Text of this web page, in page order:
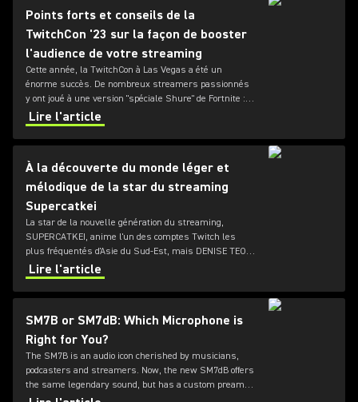
Points forts et conseils de la
TwitchCon '23 sur la façon de booster
l'audience de votre streaming
Cette année, la TwitchCon à Las Vegas a été un
énorme succès. De nombreux streamers passionnés
y ont joué à une version "spéciale Shure" de Fortnite :
Deadpines afin de gagner le nouveau SM7dB. MARIO
PONCE revient sur les meilleurs moments du salon
et donne des conseils sur la façon dont un son de
de son stream.
Lire l'article
À la découverte du monde léger et
mélodique de la star du streaming
Supercatkei
La star de la nouvelle génération du streaming,
SUPERCATKEI, anime l'un des comptes Twitch les
plus fréquentés d'Asie du Sud-Est, mais DENISE TEO
raconte à LOUDER qu'elle ne s'attendait pas à ce que
son rêve musical d'enfance prenne une telle tournure.
Lire l'article
SM7B or SM7dB: Which Microphone is
Right for You?
The SM7B is an audio icon cherished by musicians,
podcasters and streamers. Now, the new SM7dB offers
the same legendary sound, but has a custom preamp
designed by Shure inside. Which of these dynamic